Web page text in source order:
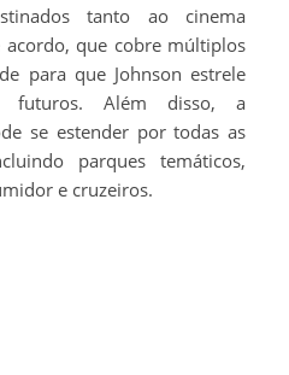
tanto ao cinema
acordo, que cobre múltiplos
para que Johnson estrele
futuros. Além disso, a
se estender por todas as
parques temáticos,
e cruzeiros.